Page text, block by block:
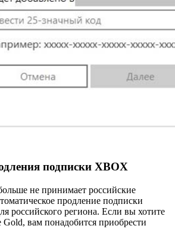
подписки XBOX
не принимает российские
продление подписки
российского региона. Если вы хотите
вам понадобится приобрести